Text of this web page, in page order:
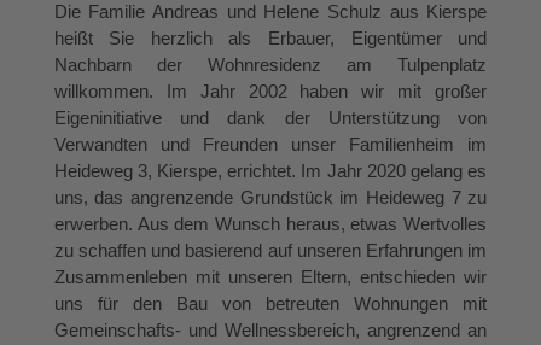
Die Familie Andreas und Helene Schulz aus Kierspe
heißt Sie herzlich als Erbauer, Eigentümer und
Nachbarn der Wohnresidenz am Tulpenplatz
willkommen. Im Jahr 2002 haben wir mit großer
Eigeninitiative und dank der Unterstützung von
Verwandten und Freunden unser Familienheim im
Heideweg 3, Kierspe, errichtet. Im Jahr 2020 gelang es
uns, das angrenzende Grundstück im Heideweg 7 zu
erwerben. Aus dem Wunsch heraus, etwas Wertvolles
zu schaffen und basierend auf unseren Erfahrungen im
Zusammenleben mit unseren Eltern, entschieden wir
uns für den Bau von betreuten Wohnungen mit
Gemeinschafts- und Wellnessbereich, angrenzend an